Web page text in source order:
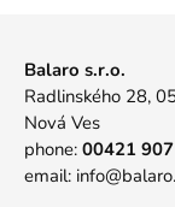
Balaro s.r.o.
Radlinského 28,
Nová Ves
phone: 00421
email: